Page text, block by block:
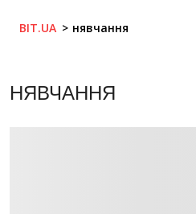
BIT.UA нявчання
НЯВЧАННЯ